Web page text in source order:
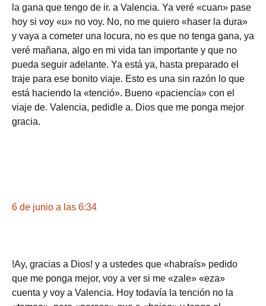
la gana que tengo de ir. a Valencia. Ya veré «cuan» pase
hoy si voy «u» no voy. No, no me quiero «haser la dura»
y vaya a cometer una locura, no es que no tenga gana, ya
veré mañana, algo en mi vida tan importante y que no
pueda seguir adelante. Ya está ya, hasta preparado el
traje para ese bonito viaje. Esto es una sin razón lo que
está haciendo la «tenció». Bueno «paciencía» con el
viaje de. Valencia, pedidle a. Dios que me ponga mejor
gracia.
6 de junio a las 6:34
!Ay, gracias a Dios! y a ustedes que «habraís» pedido
que me ponga mejor, voy a ver si me «zale» «eza»
cuenta y voy a Valencia. Hoy todavía la tención no la